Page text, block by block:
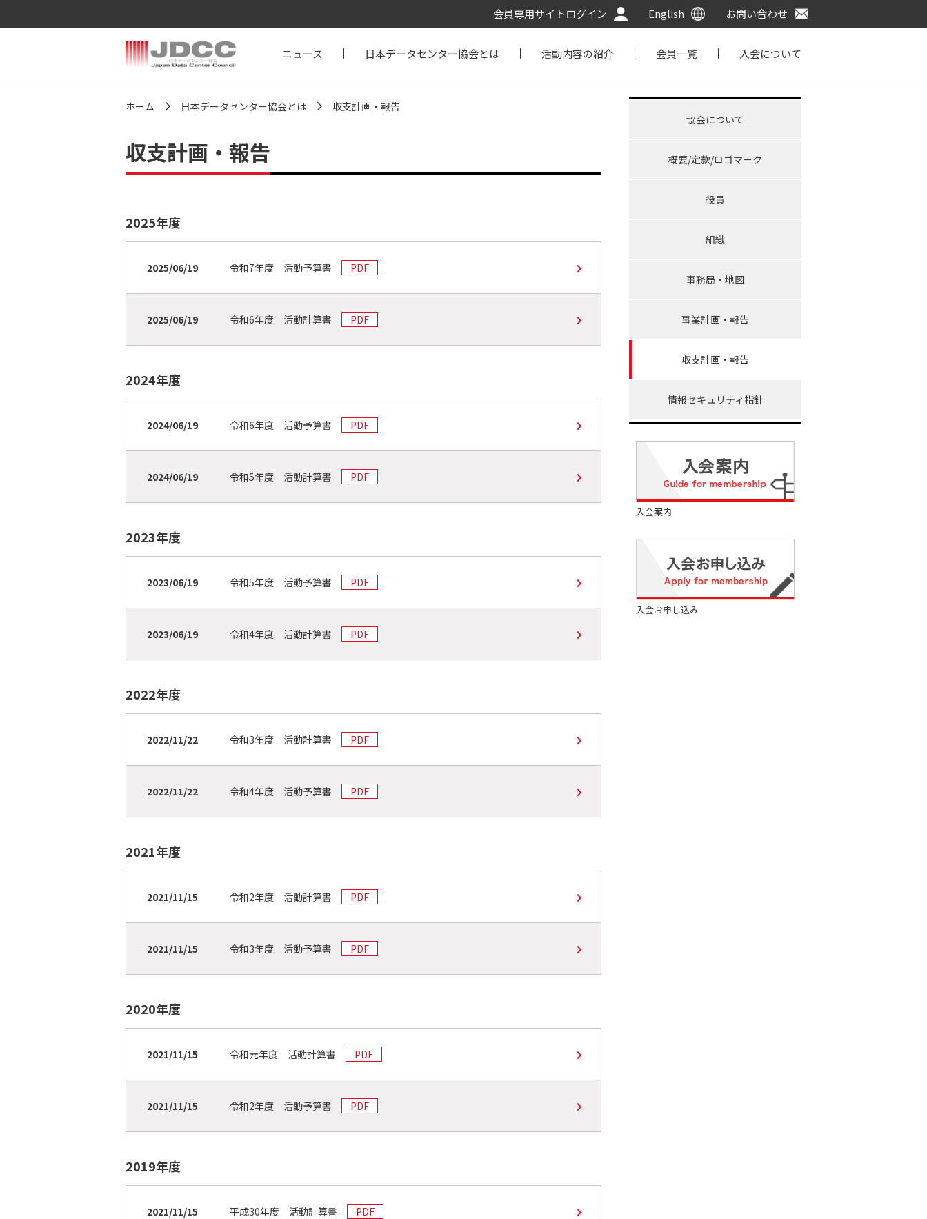
会員専用サイトログイン English お問い合わせ
ニュース 日本データセンター協会とは 活動内容の紹介 会員一覧 入会について
ホーム > 日本データセンター協会とは > 収支計画・報告
収支計画・報告
2025年度
2025/06/19 令和7年度 活動予算書 PDF
2025/06/19 令和6年度 活動計算書 PDF
2024年度
2024/06/19 令和6年度 活動予算書 PDF
2024/06/19 令和5年度 活動計算書 PDF
2023年度
2023/06/19 令和5年度 活動予算書 PDF
2023/06/19 令和4年度 活動計算書 PDF
2022年度
2022/11/22 令和3年度 活動計算書 PDF
2022/11/22 令和4年度 活動予算書 PDF
2021年度
2021/11/15 令和2年度 活動計算書 PDF
2021/11/15 令和3年度 活動予算書 PDF
2020年度
2021/11/15 令和元年度 活動計算書 PDF
2021/11/15 令和2年度 活動予算書 PDF
2019年度
2021/11/15 平成30年度 活動計算書 PDF
協会について
概要/定款/ロゴマーク
役員
組織
事務局・地図
事業計画・報告
収支計画・報告
情報セキュリティ指針
入会案内
入会お申し込み